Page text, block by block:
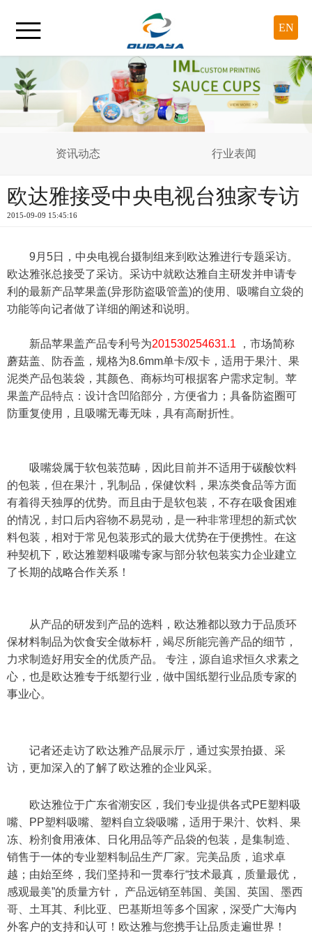
 EN
资讯动态 行业表闻
欧达雅接受中央电视台独家专访
2015-09-09 15:45:16
9月5日，中央电视台摄制组来到欧达雅进行专题采访。
欧达雅张总接受了采访。 采访中就欧达雅自主研发并申请专
利的最新产品苹果盖(异形防盗吸管盖)的使用、吸嘴自立袋的
功能等向记者做了详细的阐述和说明。
新品苹果盖产品专利号为201530254631.1 ， 市场简称
蘑菇盖、防吞盖， 规格为8.6mm单卡/双卡，适用于果汁、果
泥类产品包装袋，其颜色、商标均可根据客户需求定制。苹
果盖产品特点：设计含凹陷部分，方便省力；具备防盗圈可
防重复使用，且吸嘴无毒无味，具有高耐折性。
吸嘴袋属于软包装范畴，因此目前并不适用于碳酸饮料
的包装，但在果汁，乳制品，保健饮料，果冻类食品等方面
有着得天独厚的优势。而且由于是软包装，不存在吸食困难
的情况，封口后内容物不易晃动，是一种非常理想的新式饮
料包装，相对于常见包装形式的最大优势在于便携性。在这
种契机下，欧达雅塑料吸嘴专家与部分软包装实力企业建立
了长期的战略合作关系！
从产品的研发到产品的选料，欧达雅都以致力于品质环
保材料制品为饮食安全做标杆，竭尽所能完善产品的细节，
力求制造好用安全的优质产品。 专注，源自追求恒久求素之
心，也是欧达雅专于纸塑行业，做中国纸塑行业品质专家的
事业心。
记者还走访了欧达雅产品展示厅，通过实景拍摄、采
访，更加深入的了解了欧达雅的企业风采。
欧达雅位于广东省潮安区，我们专业提供各式PE塑料吸
嘴、PP塑料吸嘴、塑料自立袋吸嘴，适用于果汁、饮料、果
冻、粉剂食用液体、日化用品等产品袋的包装，是集制造、
销售于一体的专业塑料制品生产厂家。完美品质，追求卓
越；由始至终，我们坚持和一贯奉行“技术最真，质量最优，
感观最美”的质量方针，
产品远销至韩国、美国、英国、墨西
哥、土耳其、利比亚、巴基斯坦等多个国家， 深受广大海内
外客户的支持和认可！ 欧达雅与您携手让品质走遍世界！